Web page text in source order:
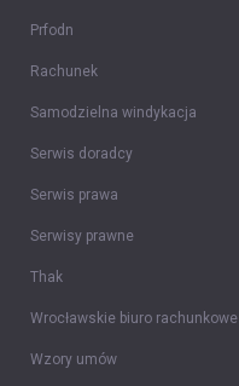
Prfodn
Rachunek
Samodzielna windykacja
Serwis doradcy
Serwis prawa
Serwisy prawne
Thak
Wrocławskie biuro rachunkowe
Wzory umów